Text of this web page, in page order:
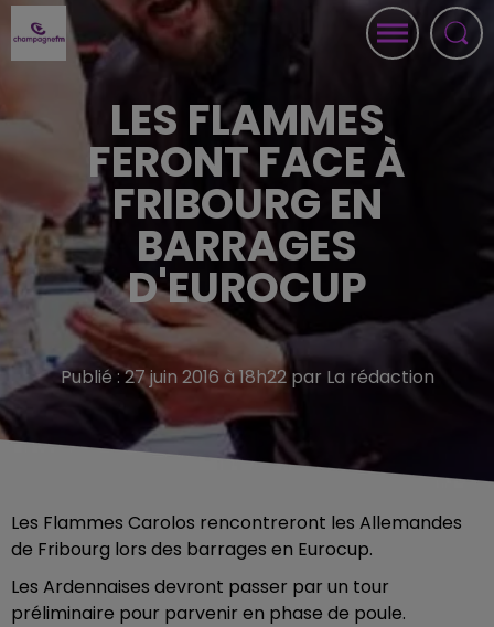
LES FLAMMES
FERONT FACE À
FRIBOURG EN
BARRAGES
D'EUROCUP
Publié : 27 juin 2016 à 18h22 par La rédaction
Les Flammes Carolos rencontreront les Allemandes
de Fribourg lors des barrages en Eurocup.
Les Ardennaises devront passer par un tour
préliminaire pour parvenir en phase de poule.